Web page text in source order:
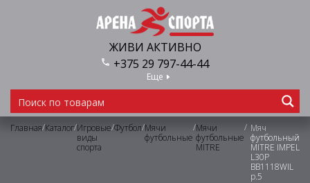
ЖИВИ АКТИВНО
+375 29 797-44-44
Еще
Главная/Каталог/Игровые
виды
спорта
/Футбол/Мячи
футбольные
/Мячи
футбольные
MITRE
/ Мяч
футбольный
MITRE IMPEL
L30P
BB1118WIL
р.5